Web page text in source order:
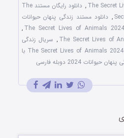
,
دانلود رایگان مستند The
, دانلود مستند زندگی پنهان حیوانات
,
, سریال زندگی
مستند The Secret Lives of Animals 2024 با
2024 دوبله فارسی